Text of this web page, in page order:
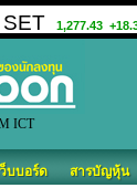
ICT
ว็บบอร์ด สารบัญหุ้น